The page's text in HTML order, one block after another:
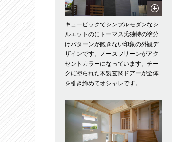
キュービックでシンプルモダンなシ
ルエットのにトーマス氏独特の塗分
けパターンが飽きない印象の外観デ
ザインです。ノースフリーンがアク
セントカラーになっています。チー
クに塗られた木製玄関ドアーが全体
を引き締めてオシャレです。